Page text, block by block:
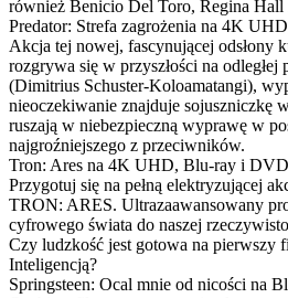
również Benicio Del Toro, Regina Hall
Predator: Strefa zagrożenia na 4K
Akcja tej nowej, fascynującej odsłony
rozgrywa się w przyszłości na odległej
(Dimitrius Schuster-Koloamatangi),
nieoczekiwanie znajduje sojuszniczkę
ruszają w niebezpieczną wyprawę w
najgroźniejszego z przeciwników.
Tron: Ares na 4K UHD, Blu-ray i
Przygotuj się na pełną elektryzującej
TRON: ARES. Ultrazaawansowany
cyfrowego świata do naszej
Czy ludzkość jest gotowa na pierwszy
Inteligencją?
Springsteen: Ocal mnie od nicości na